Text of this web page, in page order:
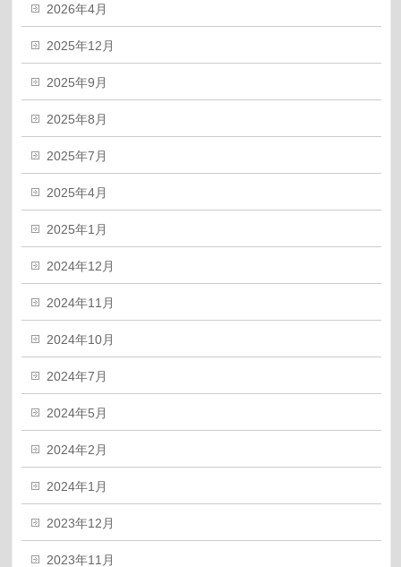
2026年4月
2025年12月
2025年9月
2025年8月
2025年7月
2025年4月
2025年1月
2024年12月
2024年11月
2024年10月
2024年7月
2024年5月
2024年2月
2024年1月
2023年12月
2023年11月